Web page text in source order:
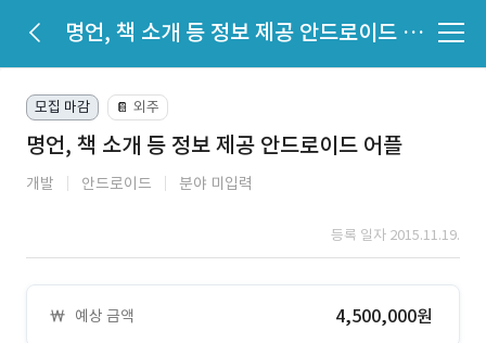
명언, 책 소개 등 정보 제공 안드로이드 어플
모집 마감 📔 외주
명언, 책 소개 등 정보 제공 안드로이드 어플
개발 안드로이드 분야 미입력
등록 일자 2015.11.19.
예상 금액 4,500,000원